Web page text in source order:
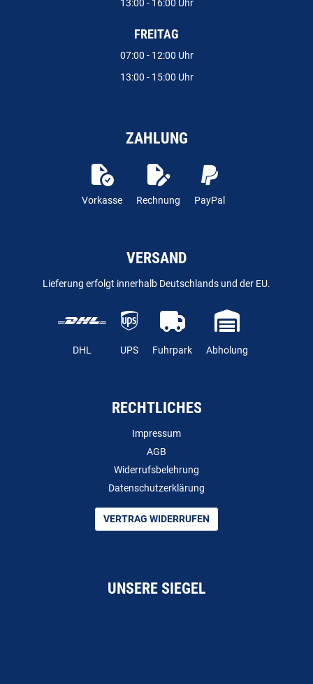
13:00 - 16:00 Uhr
FREITAG
07:00 - 12:00 Uhr
13:00 - 15:00 Uhr
ZAHLUNG
Vorkasse Rechnung PayPal
VERSAND
Lieferung erfolgt innerhalb Deutschlands und der EU.
DHL UPS Fuhrpark Abholung
RECHTLICHES
Impressum
AGB
Widerrufsbelehrung
Datenschutzerklärung
VERTRAG WIDERRUFEN
UNSERE SIEGEL